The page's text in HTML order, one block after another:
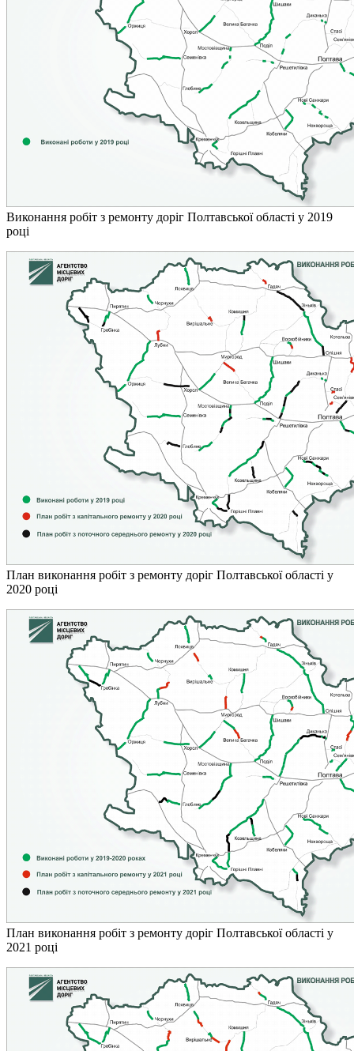
Виконання робіт з ремонту доріг Полтавської області у 2019
році
План виконання робіт з ремонту доріг Полтавської області у
2020 році
План виконання робіт з ремонту доріг Полтавської області у
2021 році